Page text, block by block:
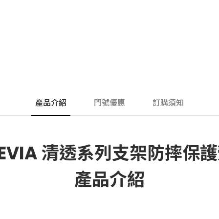
產品介紹 門號優惠 訂購須知
清透系列支架防摔保
產品介紹